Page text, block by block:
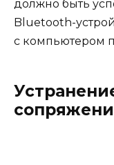
должно быть
Bluetooth-
с компьютером